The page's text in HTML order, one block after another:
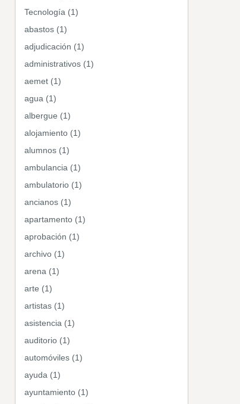
Tecnología (1)
abastos (1)
adjudicación (1)
administrativos (1)
aemet (1)
agua (1)
albergue (1)
alojamiento (1)
alumnos (1)
ambulancia (1)
ambulatorio (1)
ancianos (1)
apartamento (1)
aprobación (1)
archivo (1)
arena (1)
arte (1)
artistas (1)
asistencia (1)
auditorio (1)
automóviles (1)
ayuda (1)
ayuntamiento (1)